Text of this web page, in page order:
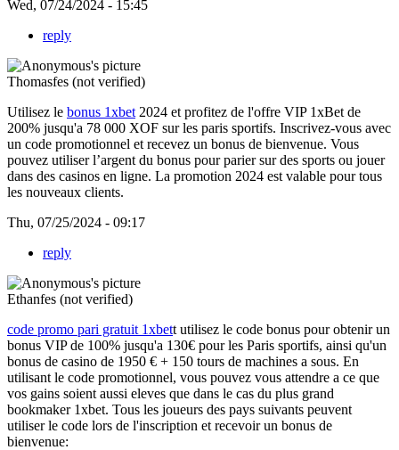
Wed, 07/24/2024 - 15:45
reply
Thomasfes (not verified)
Utilisez le bonus 1xbet 2024 et profitez de l'offre VIP 1xBet de
200% jusqu'a 78 000 XOF sur les paris sportifs. Inscrivez-vous avec
un code promotionnel et recevez un bonus de bienvenue. Vous
pouvez utiliser l’argent du bonus pour parier sur des sports ou jouer
dans des casinos en ligne. La promotion 2024 est valable pour tous
les nouveaux clients.
Thu, 07/25/2024 - 09:17
reply
Ethanfes (not verified)
code promo pari gratuit 1xbett utilisez le code bonus pour obtenir un
bonus VIP de 100% jusqu'a 130€ pour les Paris sportifs, ainsi qu'un
bonus de casino de 1950 € + 150 tours de machines a sous. En
utilisant le code promotionnel, vous pouvez vous attendre a ce que
vos gains soient aussi eleves que dans le cas du plus grand
bookmaker 1xbet. Tous les joueurs des pays suivants peuvent
utiliser le code lors de l'inscription et recevoir un bonus de
bienvenue: